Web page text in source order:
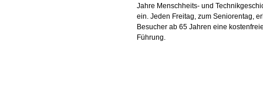
Jahre Menschheits- und
ein. Jeden Freitag, zum Seniorentag,
Besucher ab 65 Jahren eine
Führung.